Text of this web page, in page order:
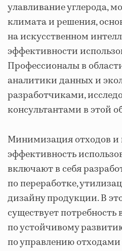
улавливание углерода,
климата и решения,
на искусственном
эффективности
Профессионалы в
аналитики данных и
разработчиками,
консультантами в этой
Минимизация отходов и
эффективность
включают в себя
по переработке,
дизайну продукции. В
существует потребность
по устойчивому
по управлению